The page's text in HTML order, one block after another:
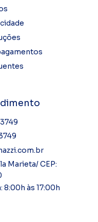
Marieta/ CEP:
8:00h às 17:00h